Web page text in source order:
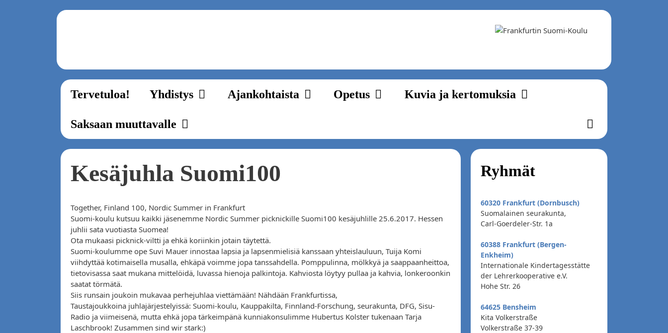
Tervetuloa! Yhdistys Ajankohtaista Opetus Kuvia ja kertomuksia
Saksaan muuttavalle
Kesäjuhla Suomi100
Together, Finland 100, Nordic Summer in Frankfurt
Suomi-koulu kutsuu kaikki jäsenemme Nordic Summer picknickille Suomi100 kesäjuhlille 25.6.2017. Hessen
juhlii sata vuotiasta Suomea!
Ota mukaasi picknick-viltti ja ehkä koriinkin jotain täytettä.
Suomi-koulumme ope Suvi Mauer innostaa lapsia ja lapsenmielisiä kanssaan yhteislauluun, Tuija Komi
viihdyttää kotimaisella musalla, ehkäpä voimme jopa tanssahdella. Pomppulinna, mölkkyä ja saappaanheittoa,
tietovisassa saat mukana mittelöidä, luvassa hienoja palkintoja. Kahviosta löytyy pullaa ja kahvia, lonkeroonkin
saatat törmätä.
Siis runsain joukoin mukavaa perhejuhlaa viettämään! Nähdään Frankfurtissa,
Taustajoukkoina juhlajärjestelyissä: Suomi-koulu, Kauppakilta, Finnland-Forschung, seurakunta, DFG, Sisu-
Radio ja viimeisenä, mutta ehkä jopa tärkeimpänä kunniakonsulimme Hubertus Kolster tukenaan Tarja
Laschbrook! Zusammen sind wir stark:)
Ryhmät
60320 Frankfurt (Dornbusch)
Suomalainen seurakunta,
Carl-Goerdeler-Str. 1a
60388 Frankfurt (Bergen-
Enkheim)
Internationale Kindertagesstätte
der Lehrerkooperative e.V.
Hohe Str. 26
64625 Bensheim
Kita Volkerstraße
Volkerstraße 37-39